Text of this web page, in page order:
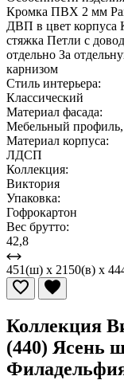
Кромка ПВХ 2 мм
ДВП в цвет корпуса
стяжка Петли с
отдельно За
карнизом
Стиль интерьера:
Классический
Материал фасада:
Мебельный
Материал корпуса:
ЛДСП
Коллекция:
Виктория
Упаковка:
Гофрокартон
Вес брутто:
42,8
451(ш) x 2150(в) x
Коллекция
(440) Ясень